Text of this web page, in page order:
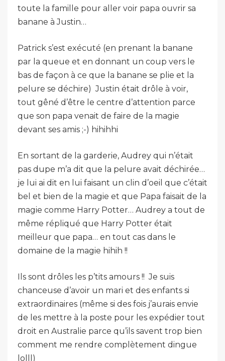
toute la famille pour aller voir papa ouvrir sa
banane à Justin…
Patrick s’est exécuté (en prenant la banane
par la queue et en donnant un coup vers le
bas de façon à ce que la banane se plie et la
pelure se déchire) Justin était drôle à voir,
tout gêné d’être le centre d’attention parce
que son papa venait de faire de la magie
devant ses amis ;-) hihihhi
En sortant de la garderie, Audrey qui n’était
pas dupe m’a dit que la pelure avait déchirée…
je lui ai dit en lui faisant un clin d’oeil que c’était
bel et bien de la magie et que Papa faisait de la
magie comme Harry Potter… Audrey a tout de
même répliqué que Harry Potter était
meilleur que papa… en tout cas dans le
domaine de la magie hihih !!
Ils sont drôles les p’tits amours !! Je suis
chanceuse d’avoir un mari et des enfants si
extraordinaires (même si des fois j’aurais envie
de les mettre à la poste pour les expédier tout
droit en Australie parce qu’ils savent trop bien
comment me rendre complètement dingue
lolll)